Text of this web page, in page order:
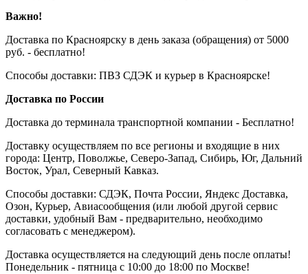
Важно!
Доставка по Красноярску в день заказа (обращения) от 5000
руб. - бесплатно!
Способы доставки: ПВЗ СДЭК и курьер в Красноярске!
Доставка по России
Доставка до терминала транспортной компании - Бесплатно!
Доставку осуществляем по все регионы и входящие в них
города: Центр, Поволжье, Северо-Запад, Сибирь, Юг, Дальний
Восток, Урал, Северный Кавказ.
Способы доставки: СДЭК, Почта России, Яндекс Доставка,
Озон, Курьер, Авиасообщения (или любой другой сервис
доставки, удобный Вам - предварительно, необходимо
согласовать с менеджером).
Доставка осуществляется на следующий день после оплаты!
Понедельник - пятница с 10:00 до 18:00 по Москве!